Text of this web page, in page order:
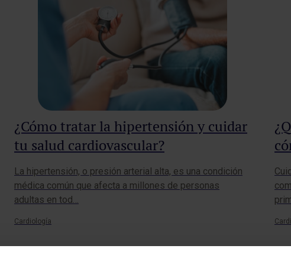
¿Cómo tratar la hipertensión y cuidar
tu salud cardiovascular?
La hipertensión, o presión arterial alta, es una condición
médica común que afecta a millones de personas
adultas en tod…
Cardiología